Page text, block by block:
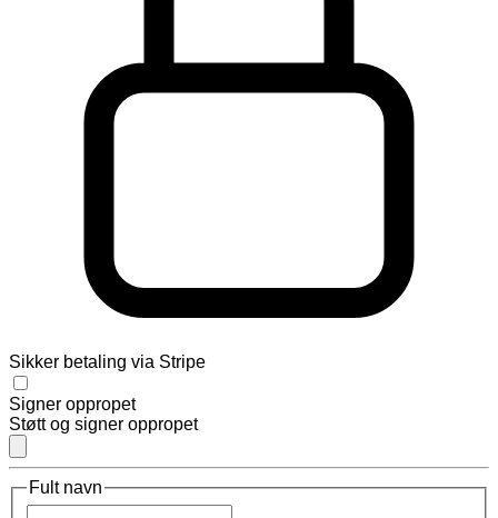
Sikker betaling via Stripe
Signer oppropet
Støtt og signer oppropet
Fult navn